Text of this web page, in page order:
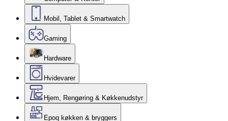
Mobil, Tablet & Smartwatch
Gaming
Hardware
Hvidevarer
Hjem, Rengøring & Køkkenudstyr
Epoq køkken & bryggers